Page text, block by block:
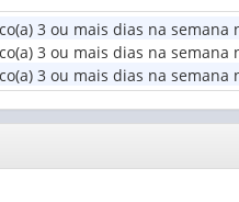
administrativa
da
escola
(1)
3 ou mais dias na semana
3 ou mais dias na
3 ou mais dias na